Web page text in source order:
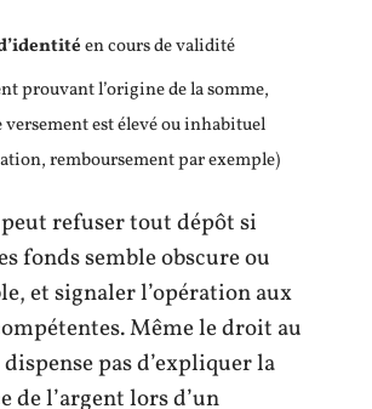
en cours de validité
prouvant l’origine de la somme,
versement est élevé ou inhabituel
remboursement par exemple)
refuser tout dépôt si
fonds semble obscure ou
et signaler l’opération aux
Même le droit au
pas d’expliquer la
de l’argent lors d’un